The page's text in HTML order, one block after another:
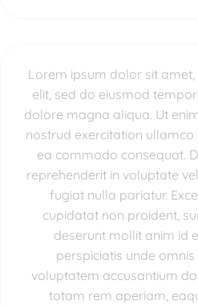
Lorem ipsum dolor sit
elit, sed do eiusmod
dolore magna aliqua. Ut
nostrud exercitation ullamco
ea commodo consequat.
reprehenderit in voluptate
fugiat nulla pariatur.
cupidatat non proident,
deserunt mollit anim id
perspiciatis unde
voluptatem accusantium
totam rem aperiam,